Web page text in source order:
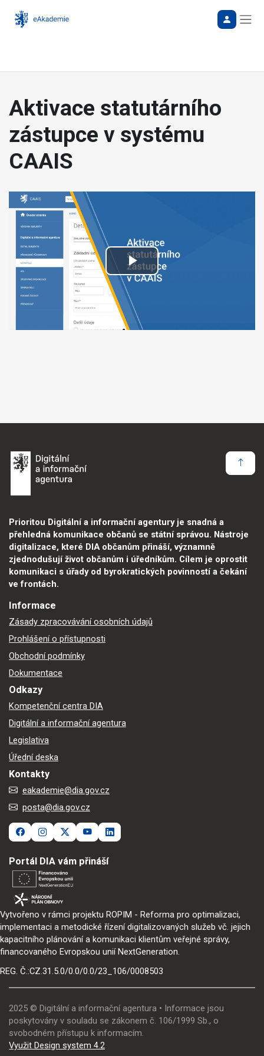
Aktivace statutárního
zástupce v systému
CAAIS
Přehrát
video
Prioritou Digitální a informační agentury je snadná a
přehledná komunikace občanů se státní správou. Nástroje
digitalizace, které DIA občanům přináší, významně
zjednodušují život občanům i úředníkům. Cílem je oprostit
komunikaci s úřady od byrokratických povinností a čekání
ve frontách.
Informace
Zásady zpracovávání osobních údajů
Prohlášení o přístupnosti
Obchodní podmínky
Dokumentace
Odkazy
Kompetenční centra DIA
Digitální a informační agentura
Legislativa
Úřední deska
Kontakty
eakademie@dia.gov.cz
posta@dia.gov.cz
Portál DIA vám přináší
Vytvořeno v rámci projektu ROPIM - Reforma pro optimalizaci,
implementaci a metodické řízení digitalizovaných služeb vč. jejich
kapacitního plánování a komunikaci klientům veřejné správy,
financovaného Evropskou unií NextGeneration.
REG. Č.:CZ.31.5.0/0.0/0.0/23_106/0008503
2025 © Digitální a informační agentura • Informace jsou
poskytovány v souladu se zákonem č. 106/1999 Sb., o
svobodném přístupu k informacím.
Využit Design system 4.2